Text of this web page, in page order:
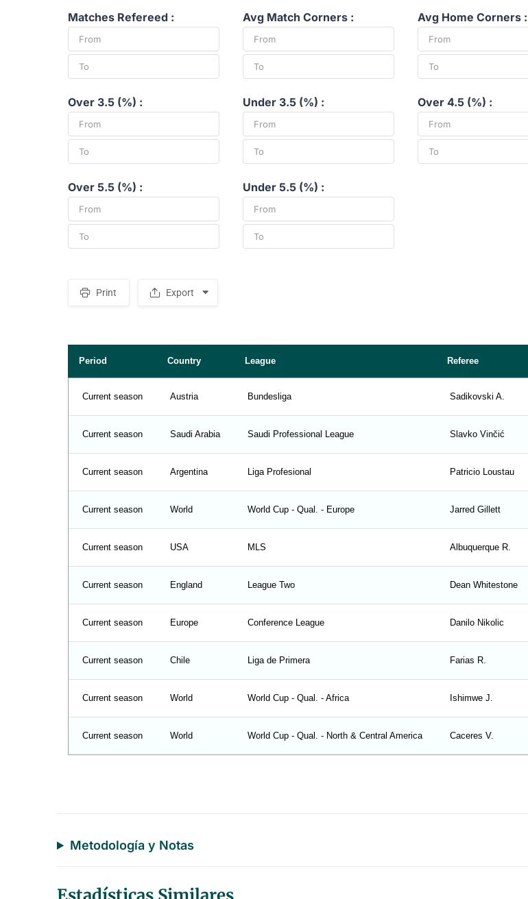
Matches Refereed : Avg Match Corners : Avg Home Corners :
Over 3.5 (%) : Under 3.5 (%) : Over 4.5 (%) :
Over 5.5 (%) : Under 5.5 (%) :
Print Export
Period Country League Referee
Current season Austria Bundesliga Sadikovski A.
Current season Saudi Arabia Saudi Professional League Slavko Vinčić
Current season Argentina Liga Profesional Patricio Loustau
Current season World World Cup - Qual. - Europe Jarred Gillett
Current season USA MLS Albuquerque R.
Current season England League Two Dean Whitestone
Current season Europe Conference League Danilo Nikolic
Current season Chile Liga de Primera Farias R.
Current season World World Cup - Qual. - Africa Ishimwe J.
Current season World World Cup - Qual. - North & Central America Caceres V.
Metodología y Notas